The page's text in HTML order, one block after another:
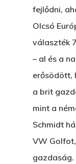
fejlődni,
Olcsó
választék
– al és a
erősödött,
a brit
mint a
Schmidt
VW
gazdaság.